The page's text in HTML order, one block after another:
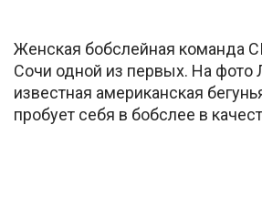
Женская бобслейная команда
Сочи одной из первых. На
известная американская
пробует себя в бобслее в